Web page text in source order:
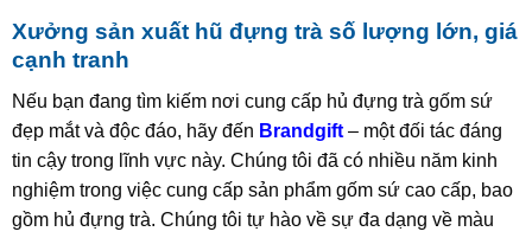
Xưởng sản xuất hũ đựng trà số lượng lớn, giá
cạnh tranh
Nếu bạn đang tìm kiếm nơi cung cấp hủ đựng trà gốm sứ
đẹp mắt và độc đáo, hãy đến Brandgift– một đối tác đáng
tin cậy trong lĩnh vực này. Chúng tôi đã có nhiều năm kinh
nghiệm trong việc cung cấp sản phẩm gốm sứ cao cấp, bao
gồm hủ đựng trà. Chúng tôi tự hào về sự đa dạng về màu